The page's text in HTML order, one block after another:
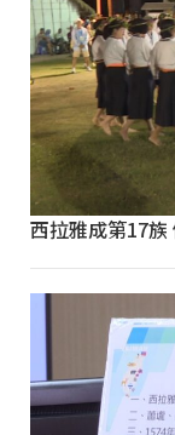
西拉雅成第17